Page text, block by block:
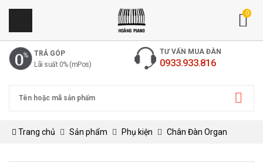
0
TRẢ GÓP
Lãi suất 0% (mPos)
TƯ VẤN MUA ĐÀN
0933.933.816
Trang chủ Sản phẩm Phụ kiện Chân Đàn Organ